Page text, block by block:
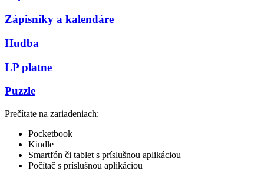
Zápisníky a kalendáre
Hudba
LP platne
Puzzle
Prečítate na zariadeniach:
Pocketbook
Kindle
Smartfón či tablet s príslušnou aplikáciou
Počítač s príslušnou aplikáciou